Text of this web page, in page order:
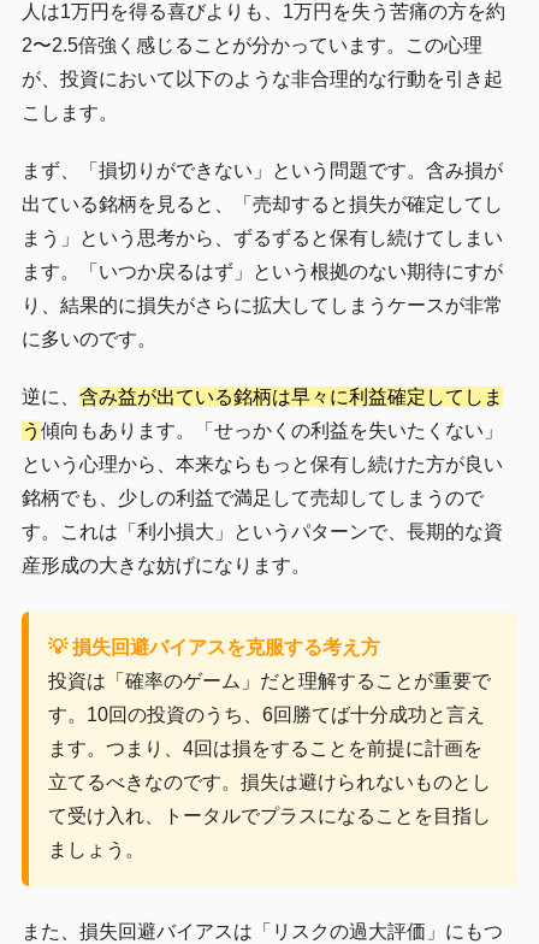
人は1万円を得る喜びよりも、1万円を失う苦痛の方を約
2〜2.5倍強く感じることが分かっています。この心理
が、投資において以下のような非合理的な行動を引き起
こします。
まず、「損切りができない」という問題です。含み損が
出ている銘柄を見ると、「売却すると損失が確定してし
まう」という思考から、ずるずると保有し続けてしまい
ます。「いつか戻るはず」という根拠のない期待にすが
り、結果的に損失がさらに拡大してしまうケースが非常
に多いのです。
逆に、 含み益が出ている銘柄は早々に利益確定してしま
う 傾向もあります。「せっかくの利益を失いたくない」
という心理から、本来ならもっと保有し続けた方が良い
銘柄でも、少しの利益で満足して売却してしまうので
す。これは「利小損大」というパターンで、長期的な資
産形成の大きな妨げになります。
💡 損失回避バイアスを克服する考え方
投資は「確率のゲーム」だと理解することが重要で
す。10回の投資のうち、6回勝てば十分成功と言え
ます。つまり、4回は損をすることを前提に計画を
立てるべきなのです。損失は避けられないものとし
て受け入れ、トータルでプラスになることを目指し
ましょう。
また、損失回避バイアスは「リスクの過大評価」にもつ